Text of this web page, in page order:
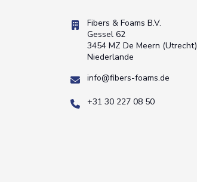
Fibers & Foams B.V.
Gessel 62
3454 MZ De Meern (Utrecht)
Niederlande
info@fibers-foams.de
+31 30 227 08 50